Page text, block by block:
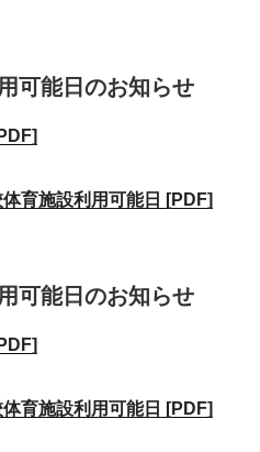
可能日のお知らせ
体育施設利用可能日 [PDF]
可能日のお知らせ
体育施設利用可能日 [PDF]